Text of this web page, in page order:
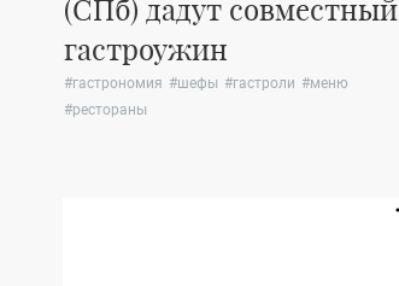
(СПб) дадут совместный
гастроужин
#гастрономия #шефы #гастроли #меню
#рестораны